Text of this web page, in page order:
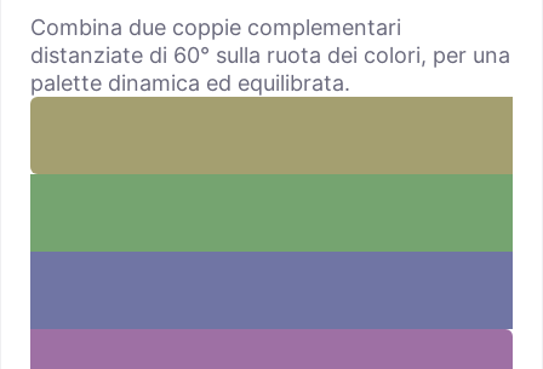
Combina due coppie complementari
distanziate di 60° sulla ruota dei colori, per una
palette dinamica ed equilibrata.